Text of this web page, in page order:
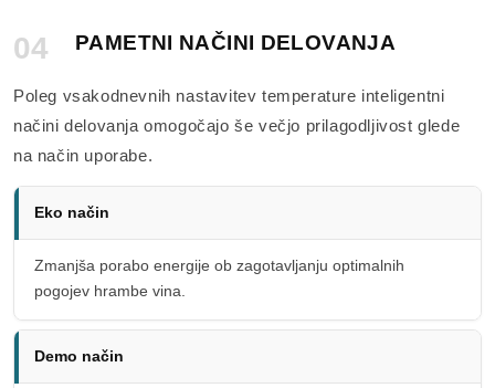
04 PAMETNI NAČINI DELOVANJA
Poleg vsakodnevnih nastavitev temperature inteligentni
načini delovanja omogočajo še večjo prilagodljivost glede
na način uporabe.
Eko način
Zmanjša porabo energije ob zagotavljanju optimalnih
pogojev hrambe vina.
Demo način